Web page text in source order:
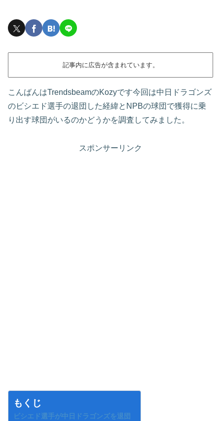
記事内に広告が含まれています。
こんばんはTrendsbeamのKozyです今回は中日ドラゴンズ
のビシエド選手の退団した経緯とNPBの球団で獲得に乗
り出す球団がいるのかどうかを調査してみました。
スポンサーリンク
もくじ
ビシエド選手が中日ドラゴンズを退団